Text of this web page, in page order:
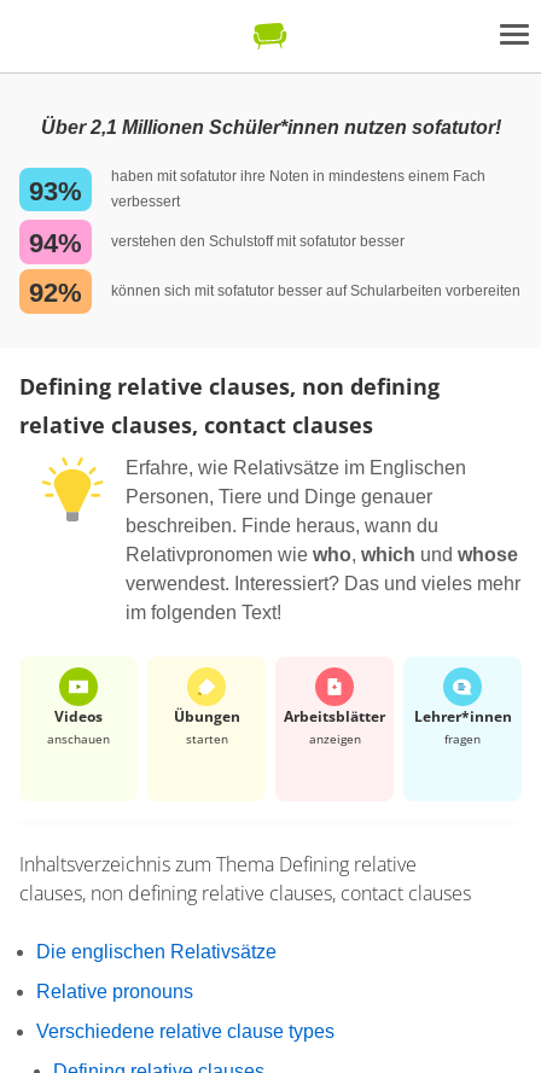
Über 2,1 Millionen Schüler*innen nutzen sofatutor!
93%
haben mit sofatutor ihre Noten in mindestens einem Fach
verbessert
94% verstehen den Schulstoff mit sofatutor besser
92% können sich mit sofatutor besser auf Schularbeiten vorbereiten
Defining relative clauses, non defining
relative clauses, contact clauses
Erfahre, wie Relativsätze im Englischen
Personen, Tiere und Dinge genauer
beschreiben. Finde heraus, wann du
Relativpronomen wie who, which und whose
verwendest. Interessiert? Das und vieles mehr
im folgenden Text!
Videos
anschauen
Übungen
starten
Arbeits­blätter
anzeigen
Lehrer*​innen
fragen
Inhaltsverzeichnis zum Thema Defining relative
clauses, non defining relative clauses, contact clauses
Die englischen Relativsätze
Relative pronouns
Verschiedene relative clause types